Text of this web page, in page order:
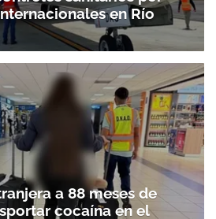
en Río
a 88 meses de
cocaína en el